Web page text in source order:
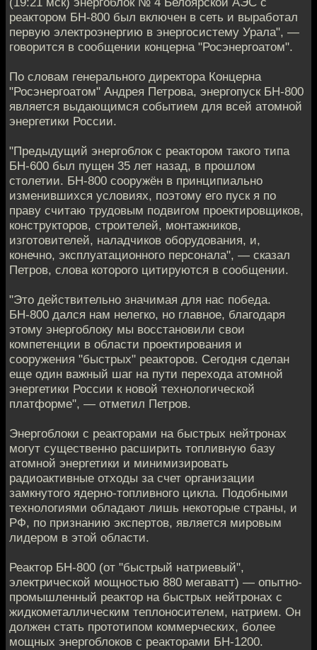
реактором БН-800 был включен в сеть и выработал
первую электроэнергию в энергосистему Урала", —
говорится в сообщении концерна "Росэнергоатом".
По словам генерального директора Концерна
"Росэнергоатом" Андрея Петрова, энергопуск БН-800
является выдающимся событием для всей атомной
энергетики России.
"Предыдущий энергоблок с реактором такого типа
БН-600 был пущен 35 лет назад, в прошлом
столетии. БН-800 сооружён в принципиально
изменившихся условиях, поэтому его пуск я по
праву считаю трудовым подвигом проектировщиков,
конструкторов, строителей, монтажников,
изготовителей, наладчиков оборудования, и,
конечно, эксплуатационного персонала", — сказал
Петров, слова которого цитируются в сообщении.
"Это действительно значимая для нас победа.
БН-800 дался нам нелегко, но главное, благодаря
этому энергоблоку мы восстановили свои
компетенции в области проектирования и
сооружения "быстрых" реакторов. Сегодня сделан
еще один важный шаг на пути перехода атомной
энергетики России к новой технологической
платформе", — отметил Петров.
Энергоблоки с реакторами на быстрых нейтронах
могут существенно расширить топливную базу
атомной энергетики и минимизировать
радиоактивные отходы за счет организации
замкнутого ядерно-топливного цикла. Подобными
технологиями обладают лишь некоторые страны, и
РФ, по признанию экспертов, является мировым
лидером в этой области.
Реактор БН-800 (от "быстрый натриевый",
электрической мощностью 880 мегаватт) — опытно-
промышленный реактор на быстрых нейтронах с
жидкометаллическим теплоносителем, натрием. Он
должен стать прототипом коммерческих, более
мощных энергоблоков с реакторами БН-1200.